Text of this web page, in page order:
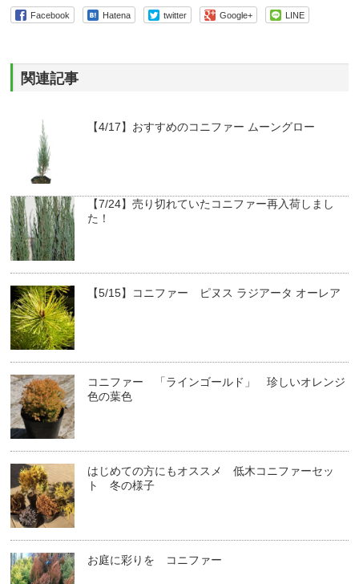
Facebook Hatena twitter Google+ LINE
関連記事
【4/17】おすすめのコニファー ムーングロー
【7/24】売り切れていたコニファー再入荷しまし
た！
【5/15】コニファー ピヌス ラジアータ オーレア
コニファー 「ラインゴールド」 珍しいオレンジ
色の葉色
はじめての方にもオススメ 低木コニファーセッ
ト 冬の様子
お庭に彩りを コニファー